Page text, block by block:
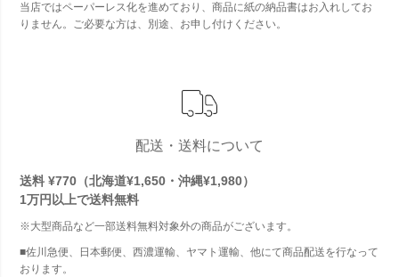
当店ではペーパーレス化を進めており、商品に紙の納品書はお入れしてお
りません。ご必要な方は、別途、お申し付けください。
配送・送料について
送料 ¥770（北海道¥1,650・沖縄¥1,980）
1万円以上で送料無料
※大型商品など一部送料無料対象外の商品がございます。
■佐川急便、日本郵便、西濃運輸、ヤマト運輸、他にて商品配送を行なって
おります。